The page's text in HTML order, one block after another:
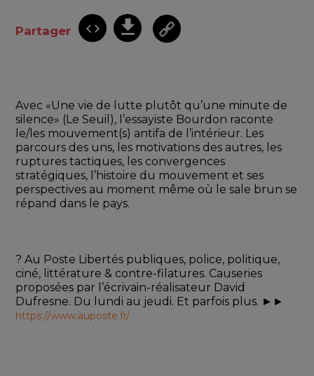
Partager
Avec «Une vie de lutte plutôt qu’une minute de
silence» (Le Seuil), l’essayiste Bourdon raconte
le/les mouvement(s) antifa de l’intérieur. Les
parcours des uns, les motivations des autres, les
ruptures tactiques, les convergences
stratégiques, l’histoire du mouvement et ses
perspectives au moment même où le sale brun se
répand dans le pays.
? Au Poste Libertés publiques, police, politique,
ciné, littérature & contre-filatures. Causeries
proposées par l’écrivain-réalisateur David
https://www.auposte.fr/